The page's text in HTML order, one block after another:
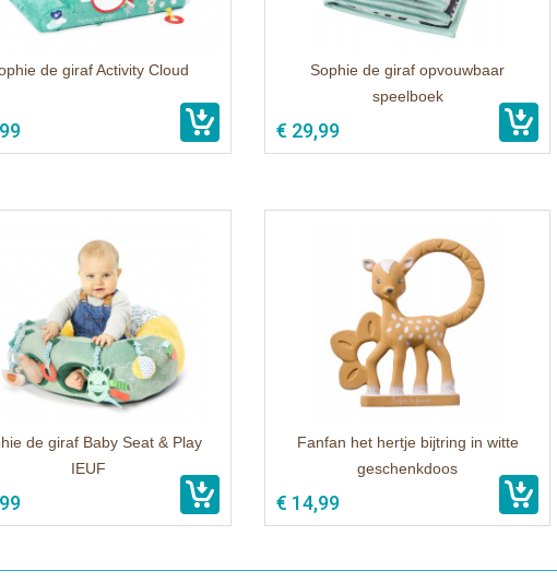
de giraf Activity Cloud
Sophie de giraf opvouwbaar
speelboek
€ 29,99
de giraf Baby Seat & Play
IEUF
Fanfan het hertje bijtring in witte
geschenkdoos
€ 14,99